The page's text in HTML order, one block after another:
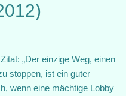
„Der einzige Weg, einen
stoppen, ist ein guter
wenn eine mächtige Lobby